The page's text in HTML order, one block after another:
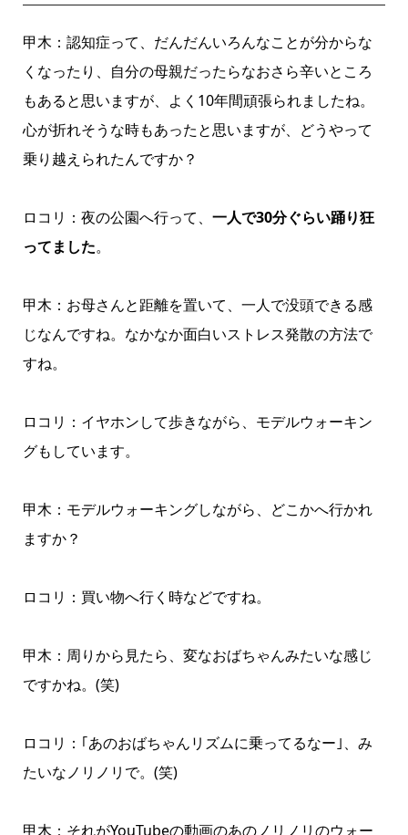
甲木：認知症って、だんだんいろんなことが分からな
くなったり、自分の母親だったらなおさら辛いところ
もあると思いますが、よく10年間頑張られましたね。
心が折れそうな時もあったと思いますが、どうやって
乗り越えられたんですか？
ロコリ：夜の公園へ行って、 一人で30分ぐらい踊り狂
ってました。
甲木：お母さんと距離を置いて、一人で没頭できる感
じなんですね。なかなか面白いストレス発散の方法で
すね。
ロコリ：イヤホンして歩きながら、モデルウォーキン
グもしています。
甲木：モデルウォーキングしながら、どこかへ行かれ
ますか？
ロコリ：買い物へ行く時などですね。
甲木：周りから見たら、変なおばちゃんみたいな感じ
ですかね。(笑)
ロコリ：｢あのおばちゃんリズムに乗ってるなー｣、み
たいなノリノリで。(笑)
甲木：それがYouTubeの動画のあのノリノリのウォー